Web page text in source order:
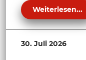
Weiterlesen...
30. Juli 2026